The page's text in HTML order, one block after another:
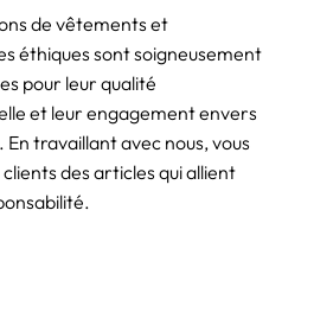
de vêtements et
éthiques sont soigneusement
pour leur qualité
et leur engagement envers
En travaillant avec nous, vous
des articles qui allient